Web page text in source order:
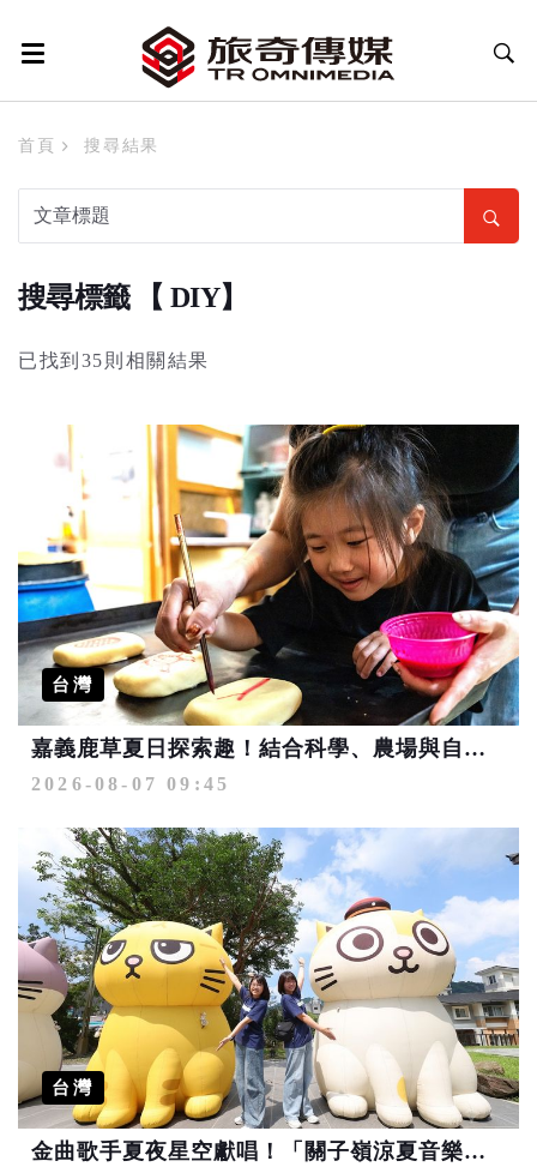
首頁 搜尋結果
搜尋標籤 【 DIY】
已找到35則相關結果
台灣
嘉義鹿草夏日探索趣！結合科學、農場與自然的親子小旅行
2026-08-07 09:45
台灣
金曲歌手夏夜星空獻唱！「關子嶺涼夏音樂夜」7/25浪漫登場 慢旅行、街頭藝人互動Chill一夏